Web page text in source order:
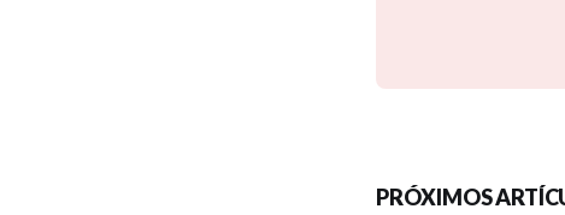
PRÓXIMOS